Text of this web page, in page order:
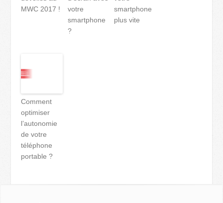
MWC 2017 !
votre
smartphone
?
smartphone
plus vite
Comment
optimiser
l’autonomie
de votre
téléphone
portable ?